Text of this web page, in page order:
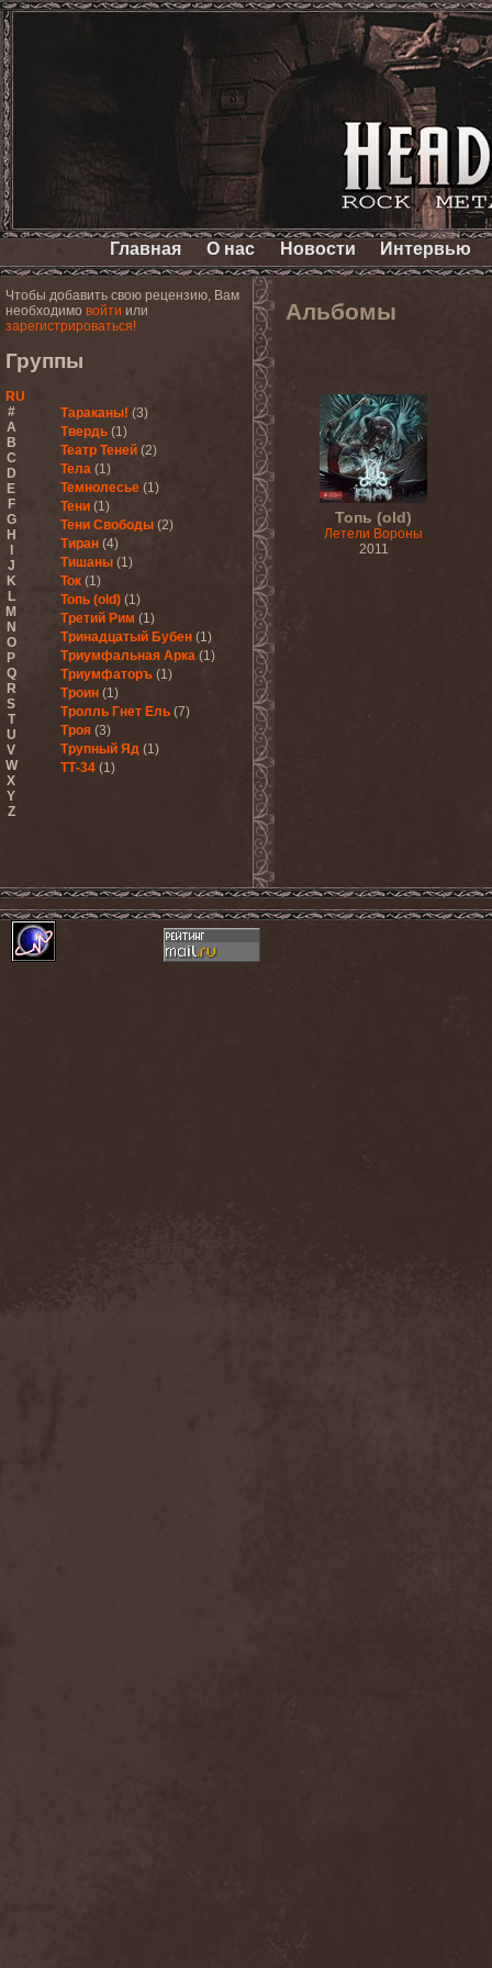
Главная О нас Новости Интервью
Чтобы добавить свою рецензию, Вам
необходимо войти или
зарегистрироваться!
Группы
RU
#
A
B
C
D
E
F
G
H
J
K
L
M
N
O
P
Q
R
S
T
U
V
W
X
Y
Z
Тараканы! (3)
Твердь (1)
Театр Теней (2)
Тела (1)
Темнолесье (1)
Тени (1)
Тени Свободы (2)
Тиран (4)
Тишаны (1)
Ток (1)
Топь (old) (1)
Третий Рим (1)
Тринадцатый Бубен (1)
Триумфальная Арка (1)
Триумфаторъ (1)
Троин (1)
Тролль Гнет Ель (7)
Троя (3)
Трупный Яд (1)
ТТ-34 (1)
Альбомы
Топь (old)
Летели Вороны
2011